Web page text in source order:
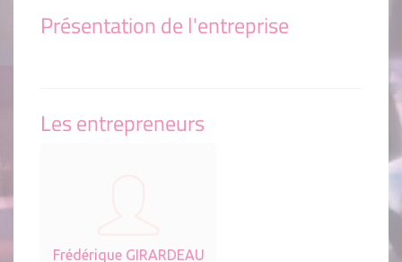
Présentation de l'entreprise
Les entrepreneurs
Frédérique GIRARDEAU